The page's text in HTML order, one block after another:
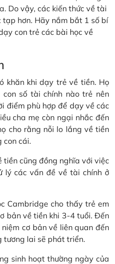
Do vậy, các kiến thức về tài
tạp hơn. Hãy nắm bắt 1 số bí
con trẻ các bài học về
khăn khi dạy trẻ về tiền. Họ
số tài chính nào trẻ nên
điểm phù hợp để dạy về các
cha mẹ còn ngại nhắc đến
cho rằng nỗi lo lắng về tiền
con cái.
tiền cũng đồng nghĩa với việc
lý các vấn đề về tài chính ở
Cambridge cho thấy trẻ em
bản về tiền khi 3-4 tuổi. Đến
cơ bản về liên quan đến
tương lai sẽ phát triển.
sinh hoạt thường ngày của